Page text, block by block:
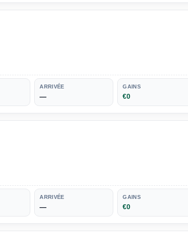
ARRIVÉE
—
GAINS
€0
ARRIVÉE
—
GAINS
€0